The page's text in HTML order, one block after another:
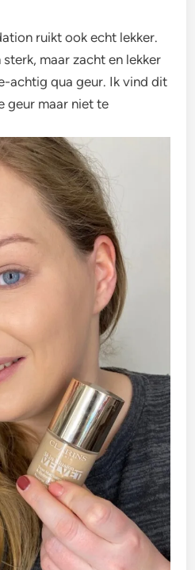
ruikt ook echt lekker.
maar zacht en lekker
achtig qua geur. Ik vind dit
geur maar niet te